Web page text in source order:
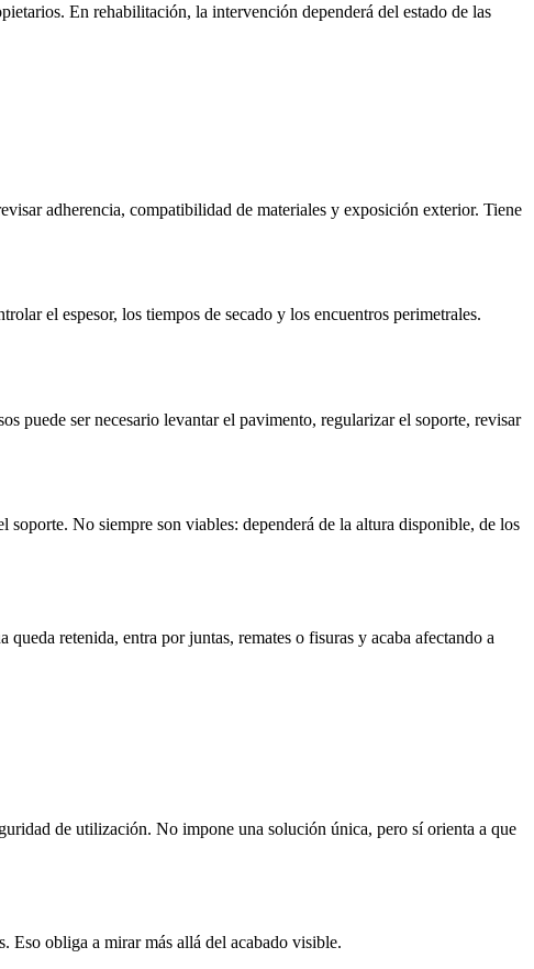
En rehabilitación, la intervención dependerá del estado de las
adherencia, compatibilidad de materiales y exposición exterior. Tiene
el espesor, los tiempos de secado y los encuentros perimetrales.
puede ser necesario levantar el pavimento, regularizar el soporte, revisar
soporte. No siempre son viables: dependerá de la altura disponible, de los
retenida, entra por juntas, remates o fisuras y acaba afectando a
de utilización. No impone una solución única, pero sí orienta a que
Eso obliga a mirar más allá del acabado visible.